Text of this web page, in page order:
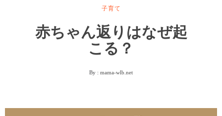
子育て
赤ちゃん返りはなぜ起
こる？
By : mama-wlb.net